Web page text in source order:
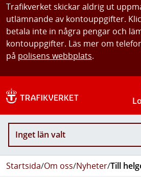
Trafikverket skickar aldrig ut
utlämnande av kontouppgifter.
betala inte in några pengar och
kontouppgifter. Läs mer om
på polisens webbplats.
Inget län valt
Startsida/Om oss/Nyheter/Till